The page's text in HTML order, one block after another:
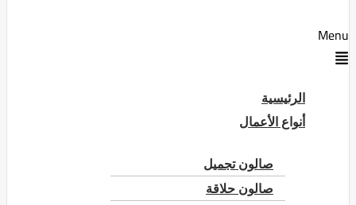
Menu
الرئيسية
أنواع الأعمال
صالون تجميل
صالون حلاقة